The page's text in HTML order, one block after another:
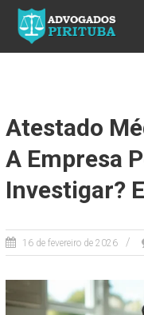
ADVOGADOS
Precisando de advogado?
Fazemos toda a assessoria
Atestado
A Empresa
Investigar?
16 de fevereiro de 2026